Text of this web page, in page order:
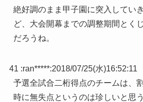
絶好調のまま甲子園に突入してい
ど、大会開幕までの調整期間とく
だろうね。
41 :ran*****:2018/07/25(水)16:52:11
予選全試合二桁得点のチームは、
時に無失点というのは珍しいと思う